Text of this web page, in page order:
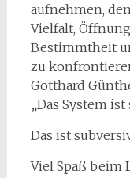
aufnehmen,
Vielfalt,
Bestimmtheit
zu
Gotthard
„Das System
Das ist
Viel Spaß beim